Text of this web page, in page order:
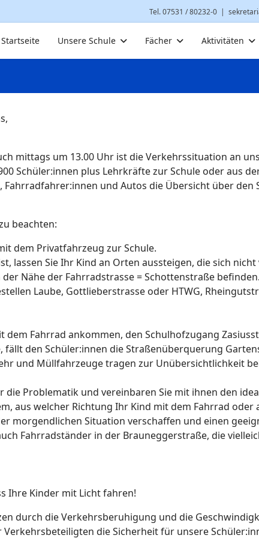
Tel. 07531 / 80232-0 |
Startseite Unsere Schule Fächer Aktivitäten
mittags um 13.00 Uhr ist die Verkehrssituation an
Schüler:innen plus Lehrkräfte zur Schule oder aus
und Autos die Übersicht über
beachten:
dem Privatfahrzeug zur Schule.
lassen Sie Ihr Kind an Orten aussteigen, die sich
Nähe der Fahrradstrasse = Schottenstraße
Laube, Gottlieberstrasse oder HTWG,
dem Fahrrad ankommen, den Schulhofzugang
fällt den Schüler:innen die Straßenüberquerung
und Müllfahrzeuge tragen zur Unübersichtlichkeit
die Problematik und vereinbaren Sie mit ihnen den
aus welcher Richtung Ihr Kind mit dem Fahrrad
morgendlichen Situation verschaffen und einen
Fahrradständer in der Brauneggerstraße, die
Ihre Kinder mit Licht fahren!
durch die Verkehrsberuhigung und die
die Sicherheit für unsere